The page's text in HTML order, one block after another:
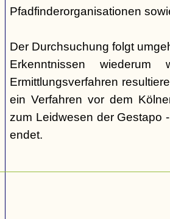
Pfadfinderorganisationen
Der Durchsuchung folgt
Erkenntnissen
Ermittlungsverfahren
ein Verfahren vor dem
zum Leidwesen der Gestapo
endet.